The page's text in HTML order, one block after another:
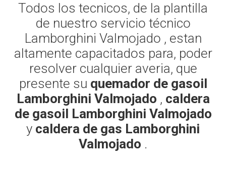
Todos los tecnicos, de la plantilla
de nuestro servicio técnico
Lamborghini Valmojado , estan
altamente capacitados para, poder
resolver cualquier averia, que
presente su quemador de gasoil
Lamborghini Valmojado , caldera
de gasoil Lamborghini Valmojado
y caldera de gas Lamborghini
Valmojado .